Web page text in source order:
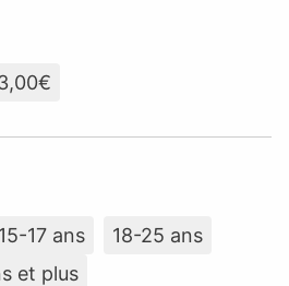
15-17 ans
18-25 ans
et plus